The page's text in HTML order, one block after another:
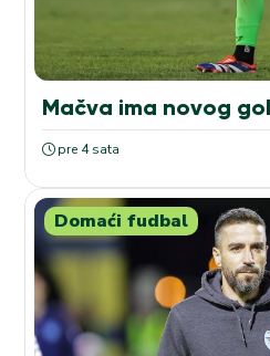
Mačva ima novog
pre 4 sata
Domaći fudbal